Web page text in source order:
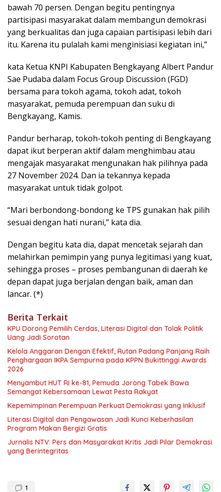
bawah 70 persen. Dengan begitu pentingnya
partisipasi masyarakat dalam membangun demokrasi
yang berkualitas dan juga capaian partisipasi lebih dari
itu. Karena itu pulalah kami menginisiasi kegiatan ini,”
kata Ketua KNPI Kabupaten Bengkayang Albert Pandur
Sae Pudaba dalam Focus Group Discussion (FGD)
bersama para tokoh agama, tokoh adat, tokoh
masyarakat, pemuda perempuan dan suku di
Bengkayang, Kamis.
Pandur berharap, tokoh-tokoh penting di Bengkayang
dapat ikut berperan aktif dalam menghimbau atau
mengajak masyarakat mengunakan hak pilihnya pada
27 November 2024. Dan ia tekannya kepada
masyarakat untuk tidak golpot.
“Mari berbondong-bondong ke TPS gunakan hak pilih
sesuai dengan hati nurani,” kata dia.
Dengan begitu kata dia, dapat mencetak sejarah dan
melahirkan pemimpin yang punya legitimasi yang kuat,
sehingga proses – proses pembangunan di daerah ke
depan dapat juga berjalan dengan baik, aman dan
lancar. (*)
Berita Terkait
KPU Dorong Pemilih Cerdas, Literasi Digital dan Tolak Politik
Uang Jadi Sorotan
Kelola Anggaran Dengan Efektif, Rutan Padang Panjang Raih
Penghargaan IKPA Sempurna pada KPPN Bukittinggi Awards
2026
Menyambut HUT RI ke-81, Pemuda Jorong Tabek Bawa
Semangat Kebersamaan Lewat Pesta Rakyat
Kepemimpinan Perempuan Perkuat Demokrasi yang Inklusif
Literasi Digital dan Pengawasan Jadi Kunci Keberhasilan
Program Makan Bergizi Gratis
Jurnalis NTV: Pers dan Masyarakat Kritis Jadi Pilar Demokrasi
yang Berintegritas
1